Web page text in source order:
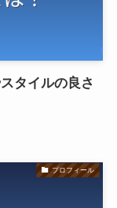
タイルの良さ
プロフィール